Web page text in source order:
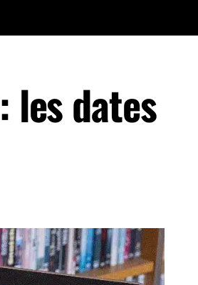
les dates